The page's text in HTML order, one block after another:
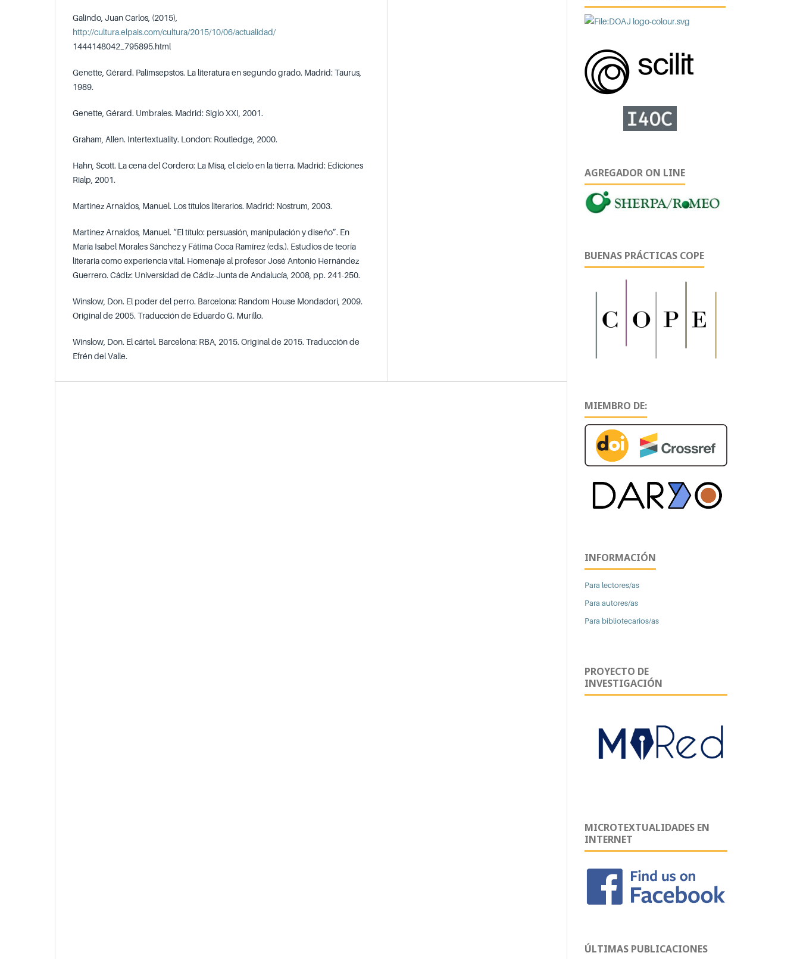
Galindo, Juan Carlos, (2015),
http://cultura.elpais.com/cultura/2015/10/06/actualidad/
1444148042_795895.html
Genette, Gérard. Palimsepstos. La literatura en segundo grado. Madrid: Taurus,
1989.
Genette, Gérard. Umbrales. Madrid: Siglo XXI, 2001.
Graham, Allen. Intertextuality. London: Routledge, 2000.
Hahn, Scott. La cena del Cordero: La Misa, el cielo en la tierra. Madrid: Ediciones
Rialp, 2001.
Martínez Arnaldos, Manuel. Los títulos literarios. Madrid: Nostrum, 2003.
Martínez Arnaldos, Manuel. “El título: persuasión, manipulación y diseño”. En
María Isabel Morales Sánchez y Fátima Coca Ramírez (eds.). Estudios de teoría
literaria como experiencia vital. Homenaje al profesor José Antonio Hernández
Guerrero. Cádiz: Universidad de Cádiz-Junta de Andalucía, 2008, pp. 241-250.
Winslow, Don. El poder del perro. Barcelona: Random House Mondadori, 2009.
Original de 2005. Traducción de Eduardo G. Murillo.
Winslow, Don. El cártel. Barcelona: RBA, 2015. Original de 2015. Traducción de
Efrén del Valle.
AGREGADOR ON LINE
BUENAS PRÁCTICAS COPE
MIEMBRO DE:
INFORMACIÓN
Para lectores/as
Para autores/as
Para bibliotecarios/as
PROYECTO DE
INVESTIGACIÓN
MICROTEXTUALIDADES EN
INTERNET
ÚLTIMAS PUBLICACIONES